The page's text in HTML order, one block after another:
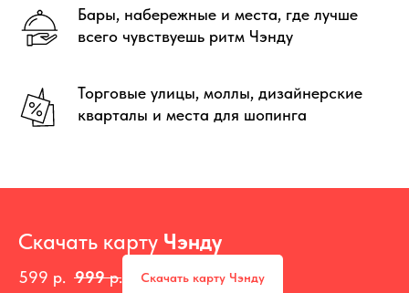
Бары, набережные и места, где лучше
всего чувствуешь ритм Чэнду
Торговые улицы, моллы, дизайнерские
кварталы и места для шопинга
Скачать карту Чэнду
599 р. 999 р. Скачать карту Чэнду